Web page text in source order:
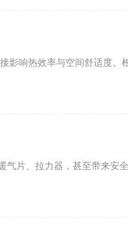
影响热效率与空间舒适度。
片、拉力器，甚至带来安